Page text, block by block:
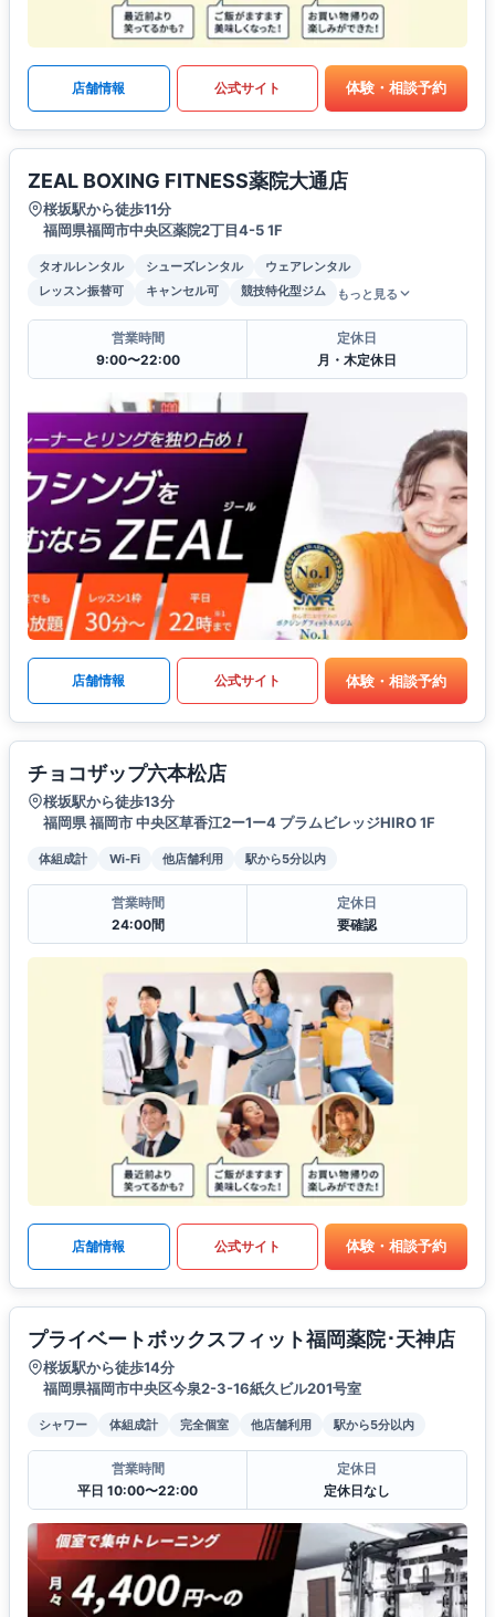
店舗情報 公式サイト 体験・相談予約
ZEAL BOXING FITNESS薬院大通店
桜坂駅から徒歩11分
福岡県福岡市中央区薬院2丁目4-5 1F
タオルレンタル シューズレンタル
ウェアレンタル
レッスン振替可
キャンセル可 競技特化型ジム もっと見る
営業時間
9:00〜22:00
定休日
月・木定休日
店舗情報 公式サイト 体験・相談予約
チョコザップ六本松店
桜坂駅から徒歩13分
福岡県 福岡市 中央区草香江2ー1ー4 プラムビレッジHIRO 1F
体組成計 Wi-Fi 他店舗利用 駅から5分以内
営業時間
24:00間
定休日
要確認
店舗情報 公式サイト 体験・相談予約
プライベートボックスフィット福岡薬院･天神店
桜坂駅から徒歩14分
福岡県福岡市中央区今泉2-3-16紙久ビル201号室
シャワー 体組成計 完全個室 他店舗利用 駅から5分以内
営業時間
平日 10:00〜22:00
定休日
定休日なし